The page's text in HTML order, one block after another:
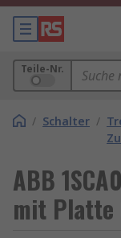
Teile-Nr.
/ Schalter /
ABB
mit Platte